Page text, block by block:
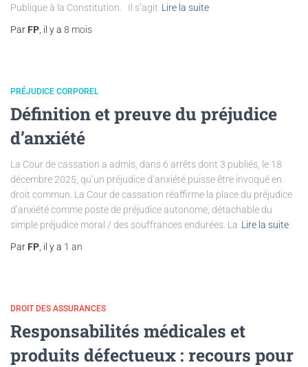
Publique à la Constitution. Il s’agit Lire la suite
Par FP , il y a 8 mois
PRÉJUDICE CORPOREL
Définition et preuve du préjudice
d’anxiété
La Cour de cassation a admis, dans 6 arrêts dont 3 publiés, le 18
décembre 2025, qu’un préjudice d’anxiété puisse être invoqué en
droit commun. La Cour de cassation réaffirme la place du préjudice
d’anxiété comme poste de préjudice autonome, détachable du
simple préjudice moral / des souffrances endurées. La Lire la suite
Par FP , il y a 1 an
DROIT DES ASSURANCES
Responsabilités médicales et
produits défectueux : recours pour